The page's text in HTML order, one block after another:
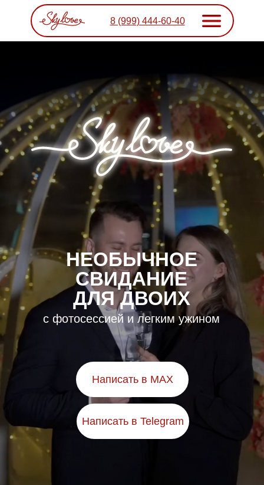
8 (999) 444-60-40
НЕОБЫЧНОЕ
СВИДАНИЕ
ДЛЯ ДВОИХ
с фотосессией и легким ужином
Написать в MAX
Написать в Telegram